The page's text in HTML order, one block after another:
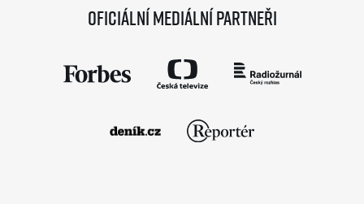
Oficiální mediální partneři